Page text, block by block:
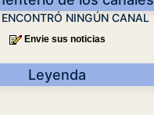
ENCONTRÓ NINGÚN CANAL
Envie sus noticias
Leyenda